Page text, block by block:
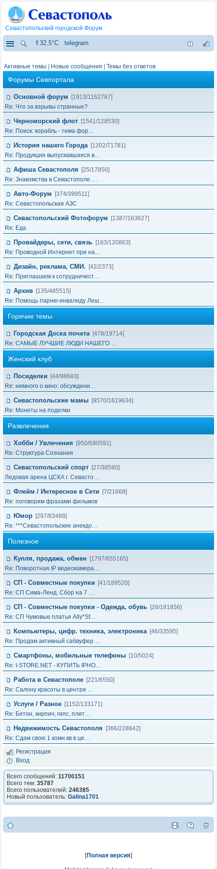
Севастопольский городской Форум
⇑32.5°C telegram
Активные темы Новые сообщения Темы без ответов
Форумы Севпортала
Основной форум
[1913/1162787]
Re: Что за взрывы странные?
Черноморский флот [1541/128530]
Re: Поиск: корабль - тема фор…
История нашего Города [1202/71781]
Re: Продукция выпускавшаяся в…
Афиша Севастополя
[25/17850]
Re: Знакомства в Севастополе …
Авто-Форум
[374/399511]
Re: Севастопольская АЗС
Севастопольский Фотофорум
[1387/163627]
Re: Еда
Провайдеры, сети, связь [163/120863]
Re: Проводной Интернет при на…
Дизайн, реклама, СМИ.
[42/2373]
Re: Приглашаем к сотрудничест…
Архив [135/485515]
Re: Помощь парню-инвалиду Леш…
Горячие темы
Городская Доска почета [478/19714]
Re: САМЫЕ ЛУЧШИЕ ЛЮДИ НАШЕГО …
Женский клуб
Посиделки
[44/98683]
Re: немного о кино: обсуждени…
Севастопольские мамы [9570/1619634]
Re: Монеты на поделки
Развлечения
Хобби / Увлечения
[950/590591]
Re: Структура Сознания
Севастопольский спорт [27/38580]
Ледовая арена ЦСКА г. Севасто…
Флейм / Интересное в Cети
[7/21668]
Re: поговорим фразами фильмов
Юмор [297/83488]
Re: ***Севастопольские анекдо…
Полезное
Купля, продажа, обмен
[1797/655165]
Re: Поворотная IP видеокамера…
СП - Совместные покупки
[41/189520]
Re: СП Сима-Ленд. Сбор на 7 …
СП - Совместные покупки - Одежда, обувь [26/181856]
Re: СП Чумовые платья Ally*Sf…
Компьютеры, цифр. техника, электроника [46/33595]
Re: Продам активный сабвуфер …
Смартфоны, мобильные телефоны [10/5024]
Re: I-STORE.NET - КУПИТЬ IPHO…
Работа в Севастополе [221/6550]
Re: Салону красоты в центре …
Услуги / Разное [1152/133171]
Re: Бетон, кирпич, гипс, плит…
Недвижимость Севастополя
[366/228842]
Re: Сдам свою 1 комн.кв в це…
Регистрация
Вход
Всего сообщений: 11700151
Всего тем: 35787
Всего пользователей: 246385
Новый пользователь: Galina1701
[Полная версия]